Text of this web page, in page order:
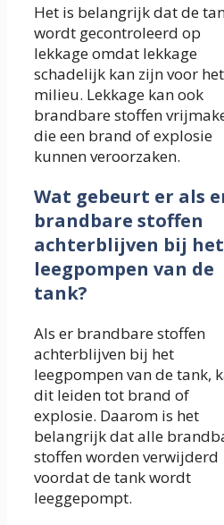
Het is belangrijk dat de
wordt gecontroleerd op
lekkage omdat lekkage
schadelijk kan zijn voor het
milieu. Lekkage kan ook
brandbare stoffen
die een brand of explosie
kunnen veroorzaken.
Wat gebeurt er als
brandbare stoffen
achterblijven bij het
leegpompen van de
tank?
Als er brandbare stoffen
achterblijven bij het
leegpompen van de tank,
dit leiden tot brand of
explosie. Daarom is het
belangrijk dat alle
stoffen worden verwijderd
voordat de tank wordt
leeggepompt.